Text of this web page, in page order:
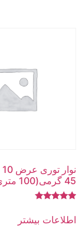
45 گرمی(100 متری)
5.00
از 5
اطلاعات بیشتر